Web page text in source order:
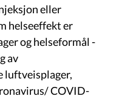
eller
helseeffekt er
og helseformål -
av
luftveisplager,
COVID-